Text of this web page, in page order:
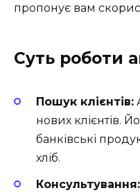
пропонує вам
Суть роботи
Пошук клієнтів:
нових клієнтів.
банківські
хліб.
Консультування: